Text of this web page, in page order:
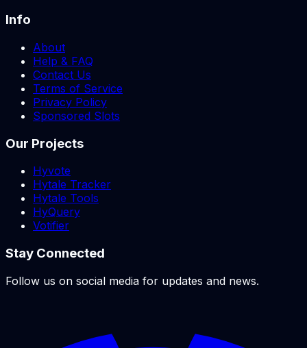
Info
About
Help & FAQ
Contact Us
Terms of Service
Privacy Policy
Sponsored Slots
Our Projects
Hyvote
Hytale Tracker
Hytale Tools
HyQuery
Votifier
Stay Connected
Follow us on social media for updates and news.